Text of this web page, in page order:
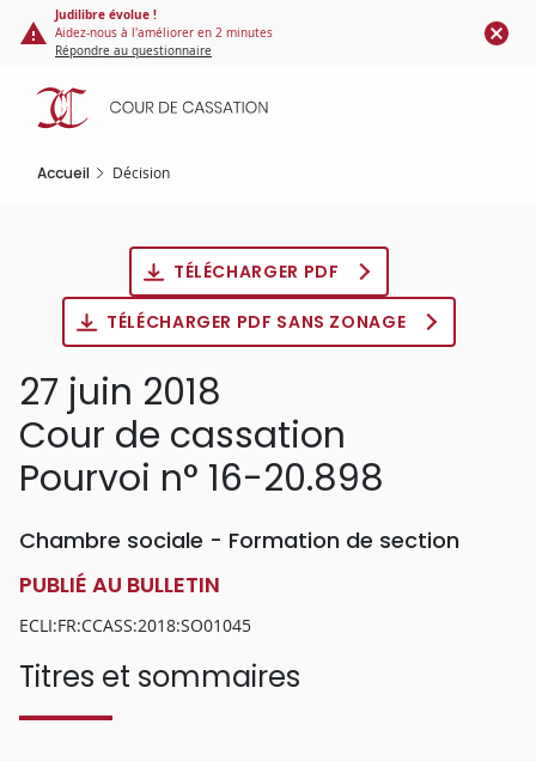
Panneau de gestion des cookies
contenu
principal
Judilibre évolue !
Aidez-nous à l'améliorer en 2 minutes
Répondre au questionnaire
Accueil Décision
TÉLÉCHARGER PDF
TÉLÉCHARGER PDF SANS ZONAGE
27 juin 2018
Cour de cassation
Pourvoi n° 16-20.898
Chambre sociale - Formation de section
PUBLIÉ AU BULLETIN
ECLI:FR:CCASS:2018:SO01045
Titres et sommaires